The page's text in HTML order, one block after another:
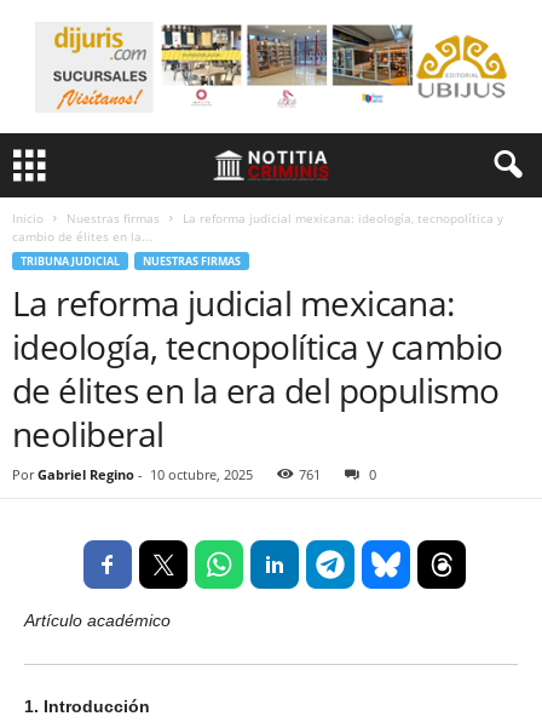
Inicio Nuestras firmas
La reforma judicial mexicana: ideología, tecnopolítica y
cambio de élites en la...
TRIBUNA JUDICIAL NUESTRAS FIRMAS
La reforma judicial mexicana:
ideología, tecnopolítica y cambio
de élites en la era del populismo
neoliberal
Por Gabriel Regino - 10 octubre, 2025 761 0
Artículo académico
1. Introducción